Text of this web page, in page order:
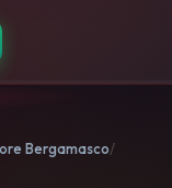
Bergamasco